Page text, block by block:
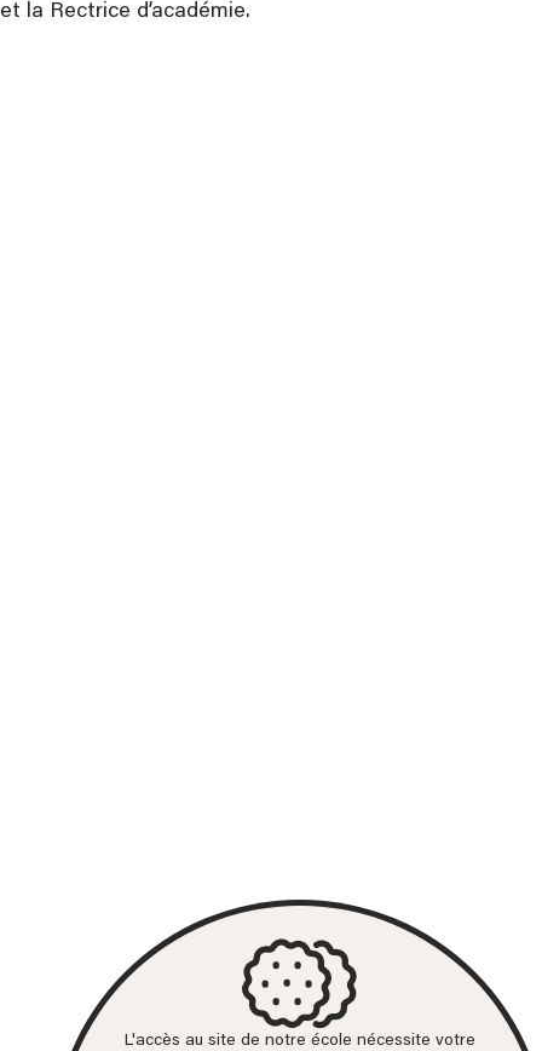
et la Rectrice d’académie.
L'accès au site de notre école nécessite votre